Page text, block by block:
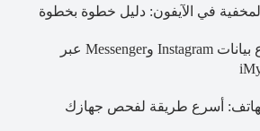
في الآيفون: دليل خطوة بخطوة
كيفية استرجاع بيانات Instagram وMessenger عبر